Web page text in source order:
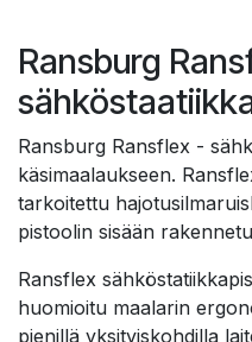
Ransburg
Ransburg Ransflex -
käsimaalaukseen.
tarkoitettu
pistoolin sisään
Ransflex
huomioitu maalarin
pienillä yksityiskohdilla